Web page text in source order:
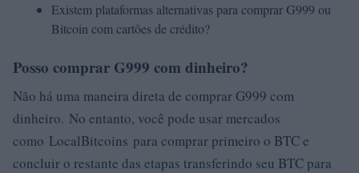
Existem plataformas alternativas para comprar G999 ou
Bitcoin com cartões de crédito?
Posso comprar G999 com dinheiro?
Não há uma maneira direta de comprar G999 com
dinheiro. No entanto, você pode usar mercados
como LocalBitcoins para comprar primeiro o BTC e
concluir o restante das etapas transferindo seu BTC para